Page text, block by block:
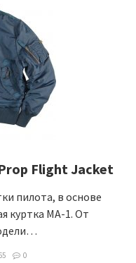
Flight Jacket
пилота, в основе
куртка MA-1. От
0